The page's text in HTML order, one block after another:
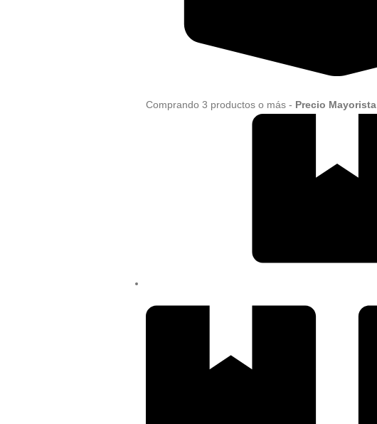
Comprando 3 productos o más - Precio Mayorista